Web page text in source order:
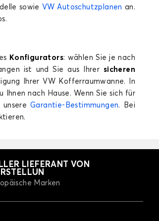
ID.3
ID.3
sowie VW Autoschutzplanen an.
Konfigurators: wählen Sie je nach
ist und Sie aus Ihrer sicheren
Ihrer VW Kofferraumwanne. In
nach Hause. Wenn Sie sich für
unsereGarantie-Bestimmungen. Bei
LIEFERANT VON
Marken